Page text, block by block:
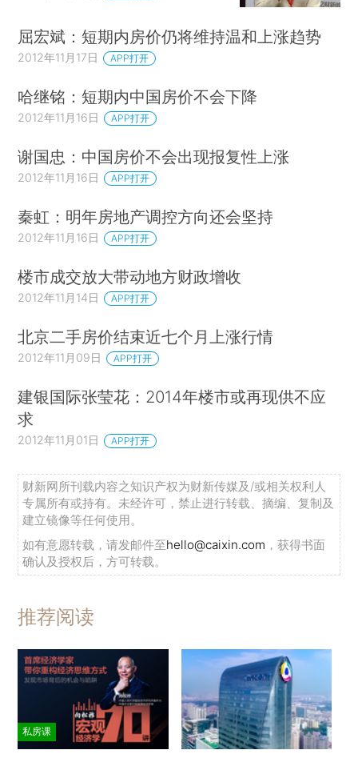
屈宏斌：短期内房价仍将维持温和上涨趋势
2012年11月17日 APP打开
哈继铭：短期内中国房价不会下降
2012年11月16日 APP打开
谢国忠：中国房价不会出现报复性上涨
2012年11月16日 APP打开
秦虹：明年房地产调控方向还会坚持
2012年11月16日 APP打开
楼市成交放大带动地方财政增收
2012年11月14日 APP打开
北京二手房价结束近七个月上涨行情
2012年11月09日 APP打开
建银国际张莹花：2014年楼市或再现供不应
求
2012年11月01日 APP打开
财新网所刊载内容之知识产权为财新传媒及/或相关权利人
专属所有或持有。未经许可，禁止进行转载、摘编、复制及
建立镜像等任何使用。
如有意愿转载，请发邮件至hello@caixin.com ，获得书面
确认及授权后，方可转载。
推荐阅读
私房课